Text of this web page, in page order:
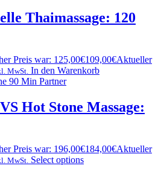
Thaimassage: 120
Preis war: 125,00€109,00€Aktueller
MwSt. In den Warenkorb
Hot Stone Massage:
Preis war: 196,00€184,00€Aktueller
MwSt. Select options